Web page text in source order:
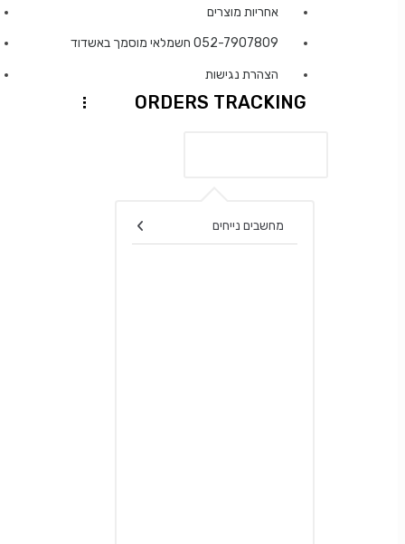
אחריות מוצרים
052-7907809 חשמלאי מוסמך באשדוד
הצהרת נגישות
ORDERS TRACKING
...
מחשבים נייחים